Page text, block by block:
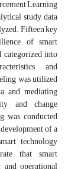
Learning
study, data
Fifteen key
of smart
into
and
was utilized
and mediating
and change
was conducted
of a
technology
that smart